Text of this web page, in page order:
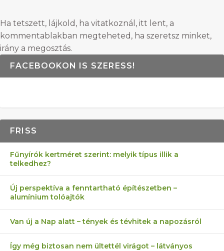
Ha tetszett, lájkold, ha vitatkoznál, itt lent, a
kommentablakban megteheted, ha szeretsz minket,
irány a megosztás.
FACEBOOKON IS SZERESS!
FRISS
Fűnyírók kertméret szerint: melyik típus illik a
telkedhez?
Új perspektíva a fenntartható építészetben –
alumínium tolóajtók
Van új a Nap alatt – tények és tévhitek a napozásról
Így még biztosan nem ültettél virágot – látványos